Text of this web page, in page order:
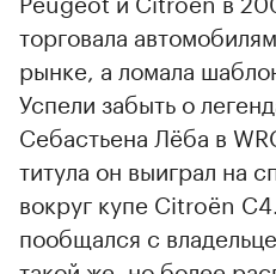
торговала
рынке, а ломала
Успели забыть о
Себастьена Лёба в
титула он выиграл на
вокруг купе Citroёn
пообщался с